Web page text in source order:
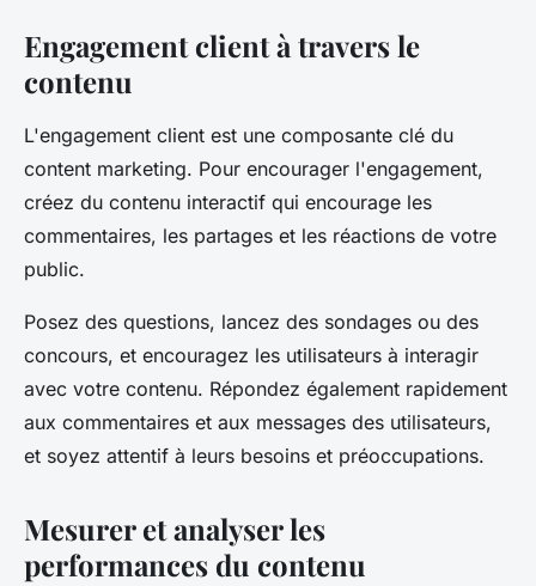
Engagement client à travers le
contenu
L'engagement client est une composante clé du
content marketing. Pour encourager l'engagement,
créez du contenu interactif qui encourage les
commentaires, les partages et les réactions de votre
public.
Posez des questions, lancez des sondages ou des
concours, et encouragez les utilisateurs à interagir
avec votre contenu. Répondez également rapidement
aux commentaires et aux messages des utilisateurs,
et soyez attentif à leurs besoins et préoccupations.
Mesurer et analyser les
performances du contenu